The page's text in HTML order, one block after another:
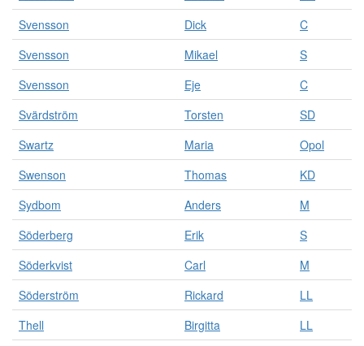
Svensson
Dick
C
Svensson
Mikael
S
Svensson
Eje
C
Svärdström
Torsten
SD
Swartz
Maria
Opol
Swenson
Thomas
KD
Sydbom
Anders
M
Söderberg
Erik
S
Söderkvist
Carl
M
Söderström
Rickard
LL
Thell
Birgitta
LL